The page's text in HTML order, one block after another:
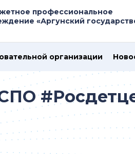
профессиональное
«Аргунский
организации